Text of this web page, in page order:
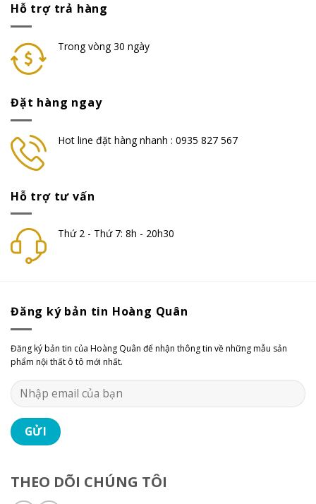
Hỗ trợ trả hàng
Trong vòng 30 ngày
Đặt hàng ngay
Hot line đặt hàng nhanh : 0935 827 567
Hỗ trợ tư vấn
Thứ 2 - Thứ 7: 8h - 20h30
Đăng ký bản tin Hoàng Quân
Đăng ký bản tin của Hoàng Quân để nhận thông tin về những mẫu sản
phẩm nội thất ô tô mới nhất.
THEO DÕI CHÚNG TÔI